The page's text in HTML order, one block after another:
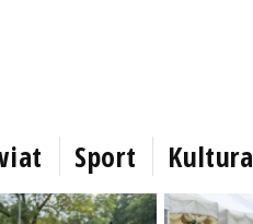
Sport Kultura